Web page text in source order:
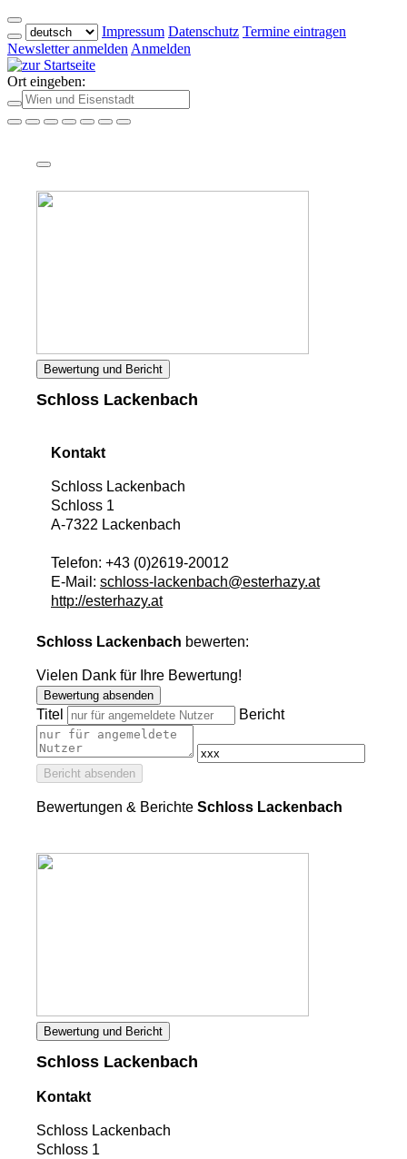
Impressum Datenschutz Termine eintragen
Newsletter anmelden Anmelden
Ort eingeben:
Bewertung und Bericht
Schloss Lackenbach
Kontakt
Schloss Lackenbach
Schloss 1
A-7322 Lackenbach
Telefon: +43 (0)2619-20012
E-Mail: schloss-lackenbach@esterhazy.at
http://esterhazy.at
Schloss Lackenbach bewerten:
Vielen Dank für Ihre Bewertung!
Bewertung absenden
Titel Bericht
Bericht absenden
Bewertungen & Berichte Schloss Lackenbach
Bewertung und Bericht
Schloss Lackenbach
Kontakt
Schloss Lackenbach
Schloss 1